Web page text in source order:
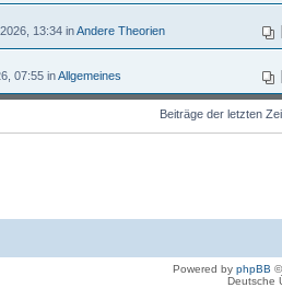
13:34 inAndere Theorien
07:55 inAllgemeines
Beiträge der letzten
Powered by phpBB
Deutsche